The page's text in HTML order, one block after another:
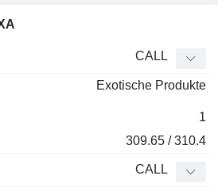
KursCALL
Exotische Produkte
1
309.65 / 310.4
CALL